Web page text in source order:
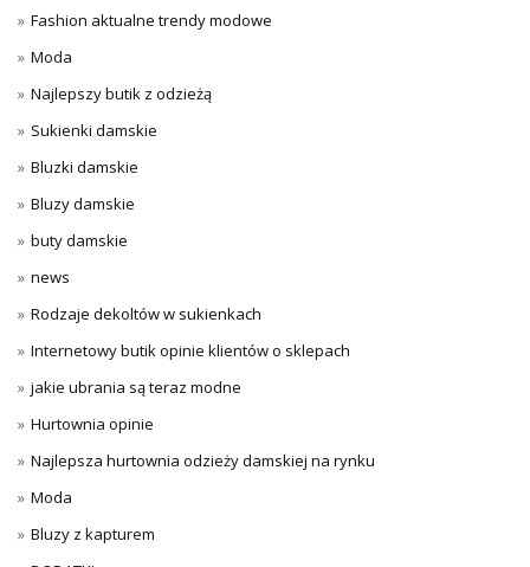
Fashion aktualne trendy modowe
Moda
Najlepszy butik z odzieżą
Sukienki damskie
Bluzki damskie
Bluzy damskie
buty damskie
news
Rodzaje dekoltów w sukienkach
Internetowy butik opinie klientów o sklepach
jakie ubrania są teraz modne
Hurtownia opinie
Najlepsza hurtownia odzieży damskiej na rynku
Moda
Bluzy z kapturem